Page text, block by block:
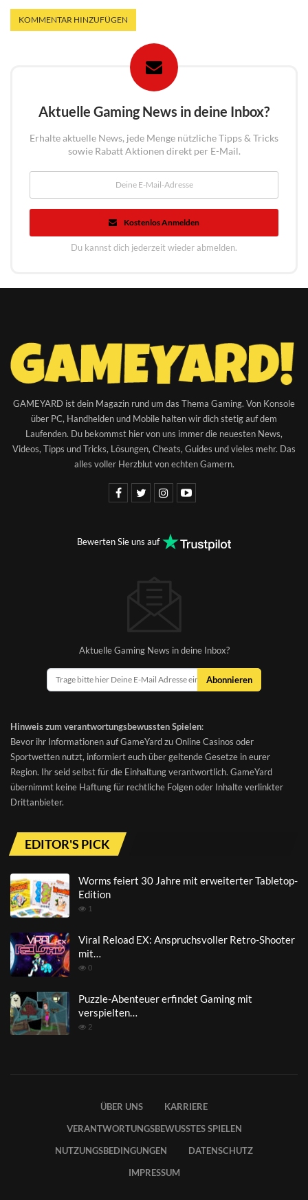
Aktuelle Gaming News in deine Inbox?
Erhalte aktuelle News, jede Menge nützliche Tipps & Tricks
sowie Rabatt Aktionen direkt per E-Mail.
Kostenlos Anmelden
Du kannst dich jederzeit wieder abmelden.
GAMEYARD ist dein Magazin rund um das Thema Gaming. Von Konsole
über PC, Handhelden und Mobile halten wir dich stetig auf dem
Laufenden. Du bekommst hier von uns immer die neuesten News,
Videos, Tipps und Tricks, Lösungen, Cheats, Guides und vieles mehr. Das
alles voller Herzblut von echten Gamern.
Bewerten Sie uns auf
Aktuelle Gaming News in deine Inbox?
Abonnieren
Hinweis zum verantwortungsbewussten Spielen:
Bevor ihr Informationen auf GameYard zu Online Casinos oder
Sportwetten nutzt, informiert euch über geltende Gesetze in eurer
Region. Ihr seid selbst für die Einhaltung verantwortlich. GameYard
übernimmt keine Haftung für rechtliche Folgen oder Inhalte verlinkter
Drittanbieter.
EDITOR'S PICK
Worms feiert 30 Jahre mit erweiterter Tabletop-
Edition
1
Viral Reload EX: Anspruchsvoller Retro-Shooter
mit…
0
Puzzle-Abenteuer erfindet Gaming mit
verspielten…
2
ÜBER UNS
KARRIERE
VERANTWORTUNGSBEWUSSTES SPIELEN
NUTZUNGSBEDINGUNGEN
DATENSCHUTZ
IMPRESSUM